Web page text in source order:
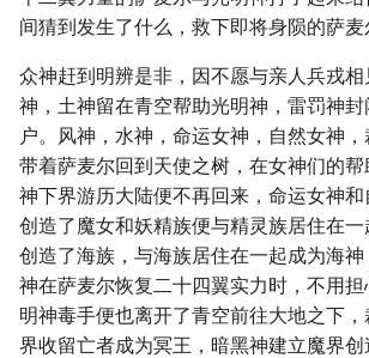
间猜到发生了什么，救下即将身陨的萨麦
众神赶到明辨是非，因不愿与亲人兵戎
神，土神留在青空帮助光明神，雷罚神
户。风神，水神，命运女神，自然女神
带着萨麦尔回到天使之树，在女神们的
神下界游历大陆便不再回来，命运女神
创造了魔女和妖精族便与精灵族居住在
创造了海族，与海族居住在一起成为海
神在萨麦尔恢复二十四翼实力时，不用
明神毒手便也离开了青空前往大地之下
界收留亡者成为冥王，暗黑神建立魔界创